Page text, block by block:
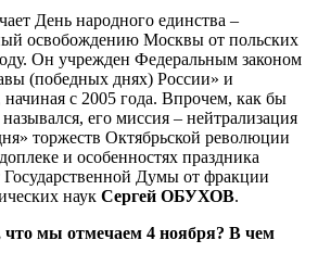
День народного единства –
освобождению Москвы от польских
Он учрежден Федеральным законом
(победных днях) России» и
начиная с 2005 года. Впрочем, как бы
его миссия – нейтрализация
торжеств Октябрьской революции
и особенностях праздника
Государственной Думы от фракции
наук Сергей ОБУХОВ.
что мы отмечаем 4 ноября? В чем